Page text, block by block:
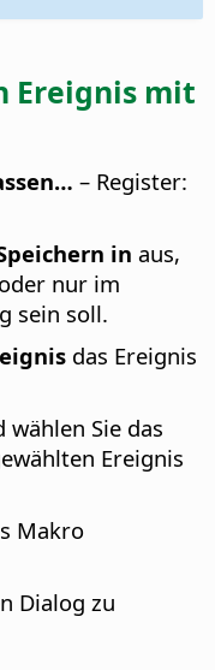
Ereignis mit
– Register:
in aus,
nur im
sein soll.
das Ereignis
wählen Sie das
Ereignis
Makro
Dialog zu